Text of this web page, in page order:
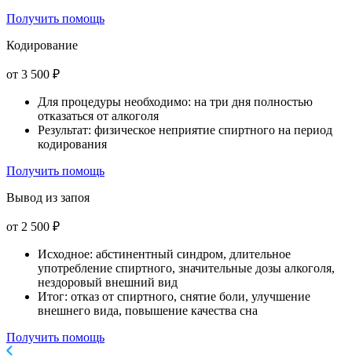
Получить помощь
Кодирование
от 3 500 ₽
Для процедуры необходимо: на три дня полностью
отказаться от алкоголя
Результат: физическое неприятие спиртного на период
кодирования
Получить помощь
Вывод из запоя
от 2 500 ₽
Исходное: абстинентный синдром, длительное
употребление спиртного, значительные дозы алкоголя,
нездоровый внешний вид
Итог: отказ от спиртного, снятие боли, улучшение
внешнего вида, повышение качества сна
Получить помощь